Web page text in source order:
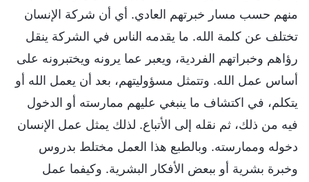
منهم حسب مسار خبرتهم العادي. أي أن شركة الإنسان
تختلف عن كلمة الله. ما يقدمه الناس في الشركة ينقل
رؤاهم وخبراتهم الفردية، ويعبر عما يرونه ويختبرونه على
أساس عمل الله. وتتمثل مسؤوليتهم، بعد أن يعمل الله أو
يتكلم، في اكتشاف ما ينبغي عليهم ممارسته أو الدخول
فيه من ذلك، ثم نقله إلى الأتباع. لذلك يمثل عمل الإنسان
دخوله وممارسته. وبالطبع هذا العمل مختلط بدروس
وخبرة بشرية أو ببعض الأفكار البشرية. وكيفما عمل